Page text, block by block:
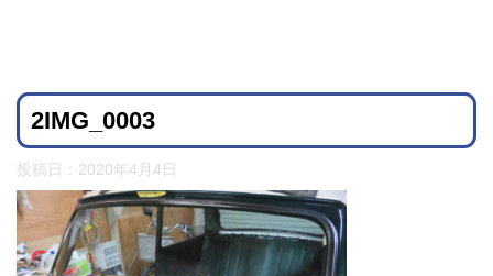
2IMG_0003
投稿日： 2020年4月4日